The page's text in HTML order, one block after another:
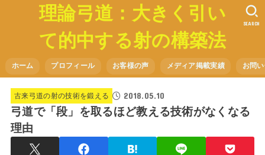
理論弓道：大きく引い
て的中する射の構築法
ホーム プロフィール お客様の声 メディア掲載実績 お問
SEARCH
古来弓道の射の技術を鍛える 2018.05.10
弓道で「段」を取るほど教える技術がなくなる
理由